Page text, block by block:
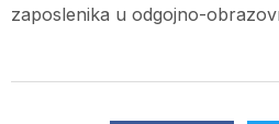
zaposlenika u odgojno-